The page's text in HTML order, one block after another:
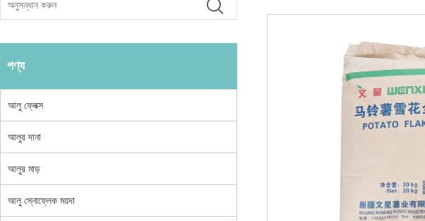
পণ্য
আলু ফ্লেক্স
আলুর দানা
আলুর মাড়
আলু স্নোফ্লেক ময়দা